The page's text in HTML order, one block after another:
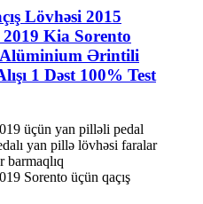
Lövhəsi 2015
Kia Sorento
Ərintili
1 Dəst 100% Test
üçün yan pilləli pedal
yan pillə lövhəsi faralar
barmaqlıq
Sorento üçün qaçış